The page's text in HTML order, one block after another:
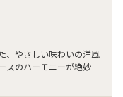
、やさしい味わいの洋風
スのハーモニーが絶妙